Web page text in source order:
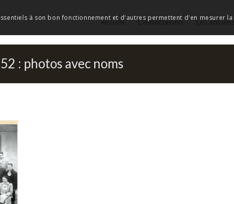
Accueil L’association Les
: photos avec noms
à son bon fonctionnement et d'autres permettent d'en mesurer